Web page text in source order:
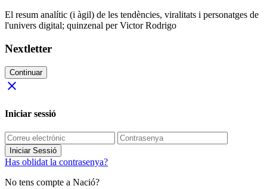
El resum analític (i àgil) de les tendències, viralitats i personatges de
l'univers digital; quinzenal per Victor Rodrigo
Nextletter
Continuar
close
Iniciar sessió
Iniciar Sessió
Has oblidat la contrasenya?
No tens compte a Nació?